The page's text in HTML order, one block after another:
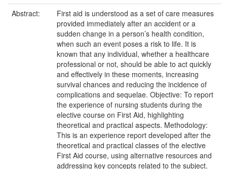
Abstract:
First aid is understood as a set of care measures
provided immediately after an accident or a
sudden change in a person’s health condition,
when such an event poses a risk to life. It is
known that any individual, whether a healthcare
professional or not, should be able to act quickly
and effectively in these moments, increasing
survival chances and reducing the incidence of
complications and sequelae. Objective: To report
the experience of nursing students during the
elective course on First Aid, highlighting
theoretical and practical aspects. Methodology:
This is an experience report developed after the
theoretical and practical classes of the elective
First Aid course, using alternative resources and
addressing key concepts related to the subject.